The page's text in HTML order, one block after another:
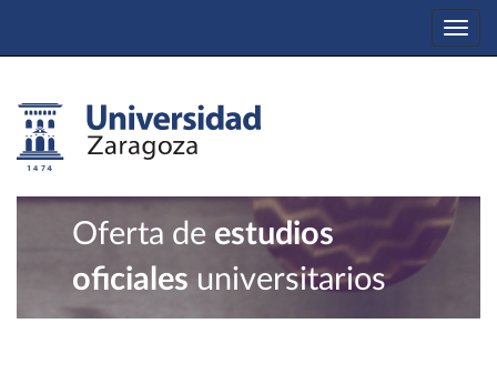
Oferta de estudios
oficiales universitarios